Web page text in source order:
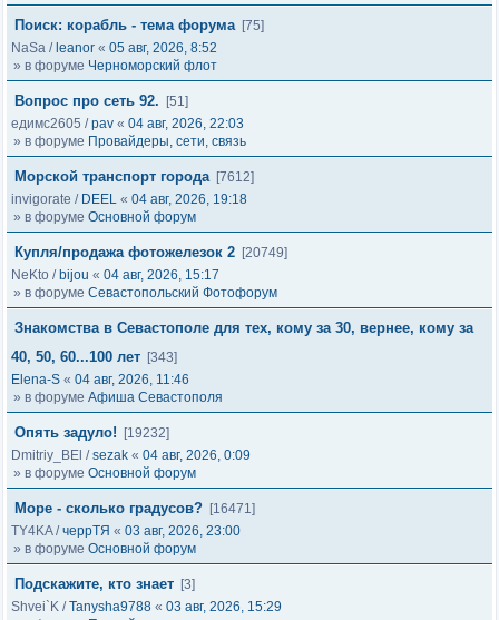
Поиск: корабль - тема форума [75]
NaSa / leanor « 05 авг, 2026, 8:52
» в форуме Черноморский флот
Вопрос про сеть 92.
[51]
едимс2605 /pav « 04 авг, 2026, 22:03
» в форуме Провайдеры, сети, связь
Морской транспорт города [7612]
invigorate / DEEL « 04 авг, 2026, 19:18
» в форуме Основной форум
Купля/продажа фотожелезок 2 [20749]
NeKto / bijou « 04 авг, 2026, 15:17
» в форуме Севастопольский Фотофорум
Знакомства в Севастополе для тех, кому за 30, вернее, кому за
40, 50, 60...100 лет [343]
Elena-S « 04 авг, 2026, 11:46
» в форуме Афиша Севастополя
Опять задуло!
[19232]
Dmitriy_BEl /sezak « 04 авг, 2026, 0:09
» в форуме Основной форум
Море - сколько градусов? [16471]
TY4KA/черрТЯ « 03 авг, 2026, 23:00
» в форуме Основной форум
Подскажите, кто знает [3]
Shvei`K /Tanysha9788 « 03 авг, 2026, 15:29